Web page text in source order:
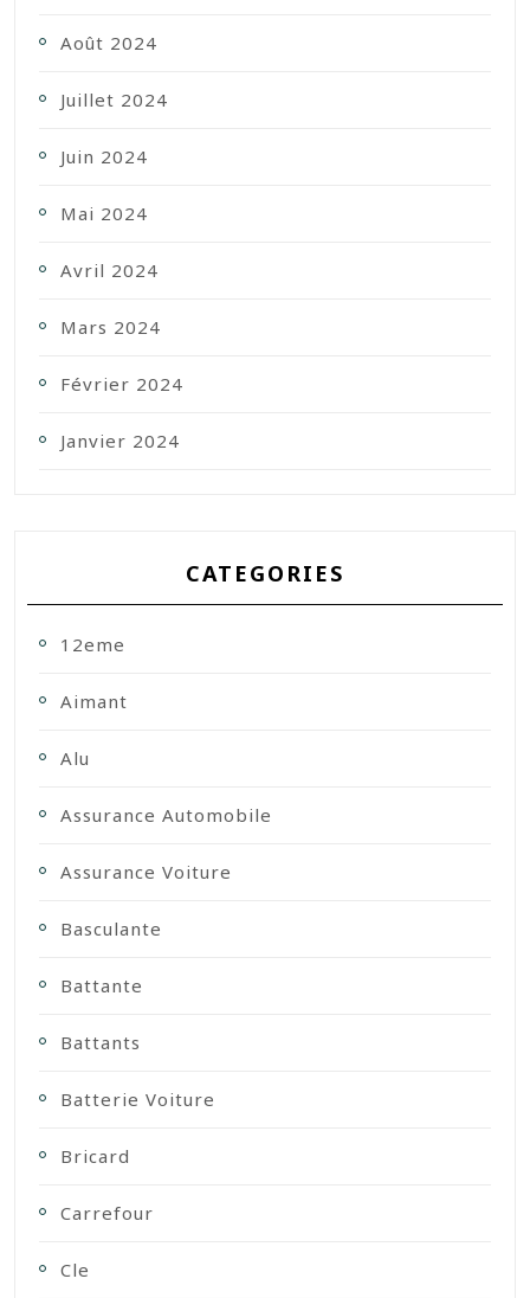
Août 2024
Juillet 2024
Juin 2024
Mai 2024
Avril 2024
Mars 2024
Février 2024
Janvier 2024
CATEGORIES
12eme
Aimant
Alu
Assurance Automobile
Assurance Voiture
Basculante
Battante
Battants
Batterie Voiture
Bricard
Carrefour
Cle